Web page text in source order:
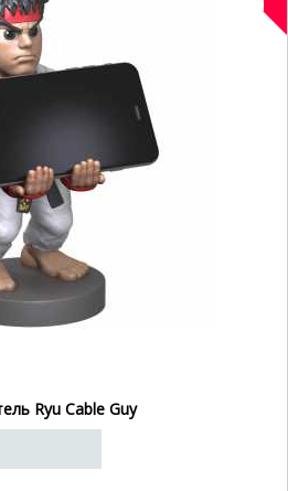
Ryu Cable Guy